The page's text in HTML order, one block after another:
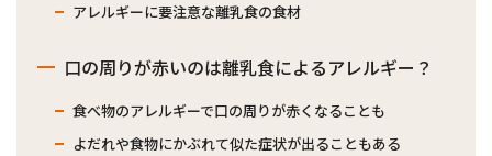
アレルギーに要注意な離乳食の食材
口の周りが赤いのは離乳食によるアレルギー？
食べ物のアレルギーで口の周りが赤くなることも
よだれや食物にかぶれて似た症状が出ることもある